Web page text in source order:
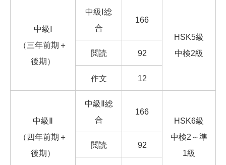
中級Ⅰ
（三年前期＋
後期）
中級Ⅰ総
合
166
HSK5級
中検2級
閲読 92
作文 12
中級Ⅱ
（四年前期＋
後期）
中級Ⅱ総
合
166
HSK6級
中検2～準
1級
閲読 92